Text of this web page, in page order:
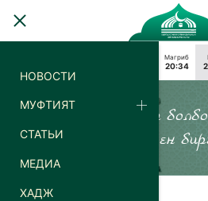
НОВОСТИ
МУФТИЯТ
СТАТЬИ
МЕДИА
ХАДЖ
Магриб
20:34
«Силер кайда гана
дайым) силер менен